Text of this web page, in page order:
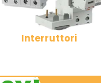
Interruttori